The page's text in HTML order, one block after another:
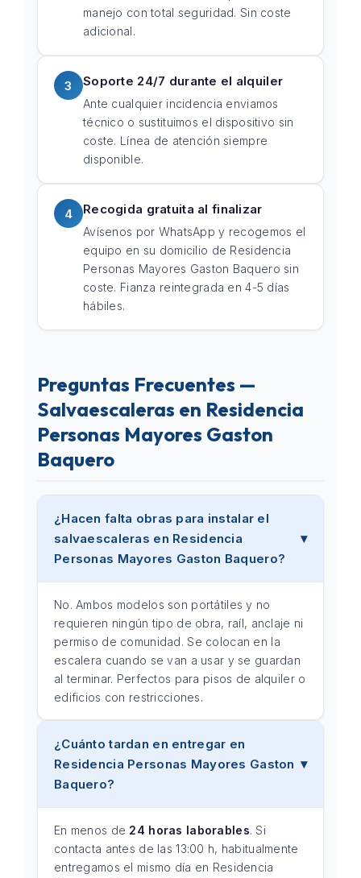
manejo con total seguridad. Sin coste
adicional.
3 Soporte 24/7 durante el alquiler
Ante cualquier incidencia enviamos
técnico o sustituimos el dispositivo sin
coste. Línea de atención siempre
disponible.
4 Recogida gratuita al finalizar
Avísenos por WhatsApp y recogemos el
equipo en su domicilio de Residencia
Personas Mayores Gaston Baquero sin
coste. Fianza reintegrada en 4-5 días
hábiles.
Preguntas Frecuentes —
Salvaescaleras en Residencia
Personas Mayores Gaston
Baquero
¿Hacen falta obras para instalar el
salvaescaleras en Residencia
Personas Mayores Gaston Baquero?
No. Ambos modelos son portátiles y no
requieren ningún tipo de obra, raíl, anclaje ni
permiso de comunidad. Se colocan en la
escalera cuando se van a usar y se guardan
al terminar. Perfectos para pisos de alquiler o
edificios con restricciones.
¿Cuánto tardan en entregar en
Residencia Personas Mayores Gaston
Baquero?
En menos de 24 horas laborables. Si
contacta antes de las 13:00 h, habitualmente
entregamos el mismo día en Residencia